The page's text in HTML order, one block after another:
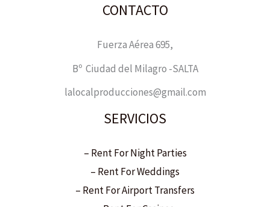
CONTACTO
Fuerza Aérea 695,
Bº Ciudad del Milagro -SALTA
lalocalproducciones@gmail.com
SERVICIOS
– Rent For Night Parties
– Rent For Weddings
– Rent For Airport Transfers